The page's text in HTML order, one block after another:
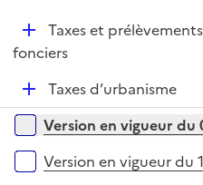
e
r
e
l
r
D
é
e
r
Taxes et
fonciers
D
é
p
Taxes d’urbanisme
Versions sur la période
Version en vigueur
Version en vigueur du